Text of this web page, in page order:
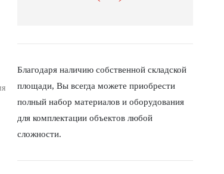
Благодаря наличию собственной складской
площади, Вы всегда можете приобрести
полный набор материалов и оборудования
для комплектации объектов любой
сложности.